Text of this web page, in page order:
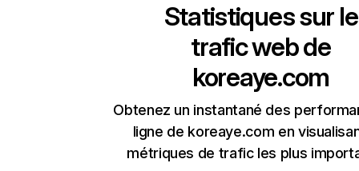
Statistiques sur le
trafic web de
koreaye.com
Obtenez un instantané des
ligne de koreaye.com en
métriques de trafic les plus